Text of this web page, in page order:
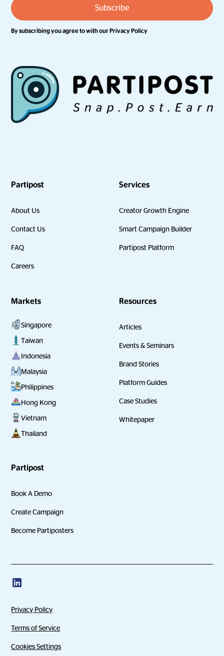
By subscribing you agree to with ourPrivacy Policy
Partipost
About Us
Contact Us
FAQ
Careers
Services
Creator Growth Engine
Smart Campaign Builder
Partipost Platform
Markets
Singapore
Taiwan
Indonesia
Malaysia
Philippines
Hong Kong
Vietnam
Thailand
Resources
Articles
Events & Seminars
Brand Stories
Platform Guides
Case Studies
Whitepaper
Partipost
Book A Demo
Create Campaign
Become Partiposters
Privacy Policy
Terms of Service
Cookies Settings